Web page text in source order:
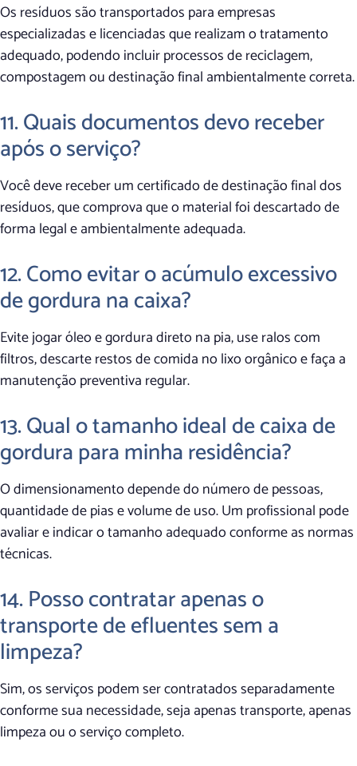
Os resíduos são transportados para empresas
especializadas e licenciadas que realizam o tratamento
adequado, podendo incluir processos de reciclagem,
compostagem ou destinação final ambientalmente correta.
11. Quais documentos devo receber
após o serviço?
Você deve receber um certificado de destinação final dos
resíduos, que comprova que o material foi descartado de
forma legal e ambientalmente adequada.
12. Como evitar o acúmulo excessivo
de gordura na caixa?
Evite jogar óleo e gordura direto na pia, use ralos com
filtros, descarte restos de comida no lixo orgânico e faça a
manutenção preventiva regular.
13. Qual o tamanho ideal de caixa de
gordura para minha residência?
O dimensionamento depende do número de pessoas,
quantidade de pias e volume de uso. Um profissional pode
avaliar e indicar o tamanho adequado conforme as normas
técnicas.
14. Posso contratar apenas o
transporte de efluentes sem a
limpeza?
Sim, os serviços podem ser contratados separadamente
conforme sua necessidade, seja apenas transporte, apenas
limpeza ou o serviço completo.